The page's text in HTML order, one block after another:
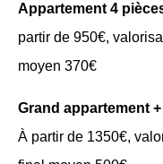
Appartement 4
partir de 950€,
moyen 370€
Grand appartement
À partir de 1350€,